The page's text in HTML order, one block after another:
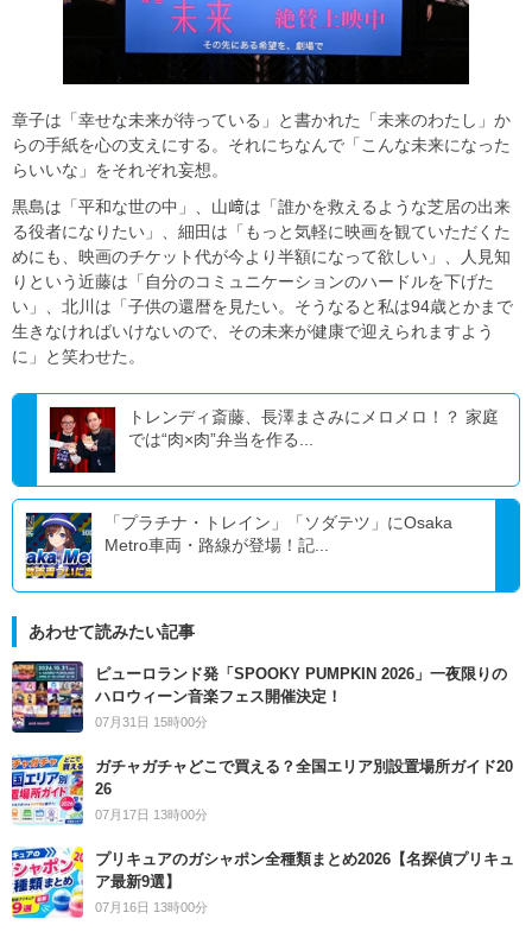
章子は「幸せな未来が待っている」と書かれた「未来のわたし」か
らの手紙を心の支えにする。それにちなんで「こんな未来になった
らいいな」をそれぞれ妄想。
黒島は「平和な世の中」、山﨑は「誰かを救えるような芝居の出来
る役者になりたい」、細田は「もっと気軽に映画を観ていただくた
めにも、映画のチケット代が今より半額になって欲しい」、人見知
りという近藤は「自分のコミュニケーションのハードルを下げた
い」、北川は「子供の還暦を見たい。そうなると私は94歳とかまで
生きなければいけないので、その未来が健康で迎えられますよう
に」と笑わせた。
トレンディ斎藤、長澤まさみにメロメロ！？ 家庭
では“肉×肉”弁当を作る...
「プラチナ・トレイン」「ソダテツ」にOsaka
Metro車両・路線が登場！記...
あわせて読みたい記事
ピューロランド発「SPOOKY PUMPKIN 2026」一夜限りの
ハロウィーン音楽フェス開催決定！
07月31日 15時00分
ガチャガチャどこで買える？全国エリア別設置場所ガイド20
26
07月17日 13時00分
プリキュアのガシャポン全種類まとめ2026【名探偵プリキュ
ア最新9選】
07月16日 13時00分